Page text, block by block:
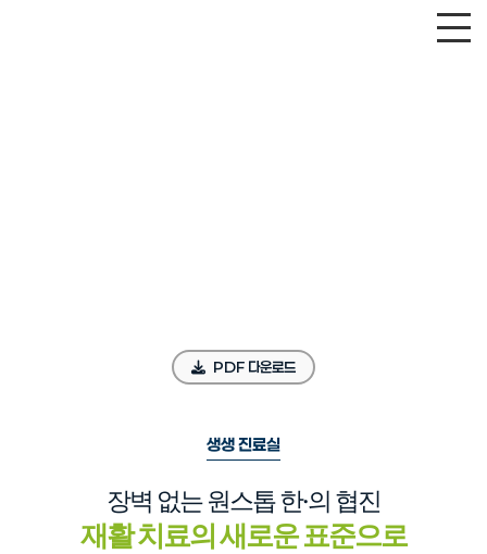
PDF 다운로드
생생 진료실
장벽 없는 원스톱 한·의 협진
재활 치료의 새로운 표준으로